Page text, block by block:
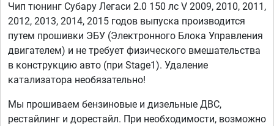
Чип тюнинг Субару Легаси 2.0 150 лс V 2009, 2010, 2011,
2012, 2013, 2014, 2015 годов выпуска производится
путем прошивки ЭБУ (Электронного Блока Управления
двигателем) и не требует физического вмешательства
в конструкцию авто (при Stage1). Удаление
катализатора необязательно!
Мы прошиваем бензиновые и дизельные ДВС,
рестайлинг и дорестайл. При необходимости, возможно